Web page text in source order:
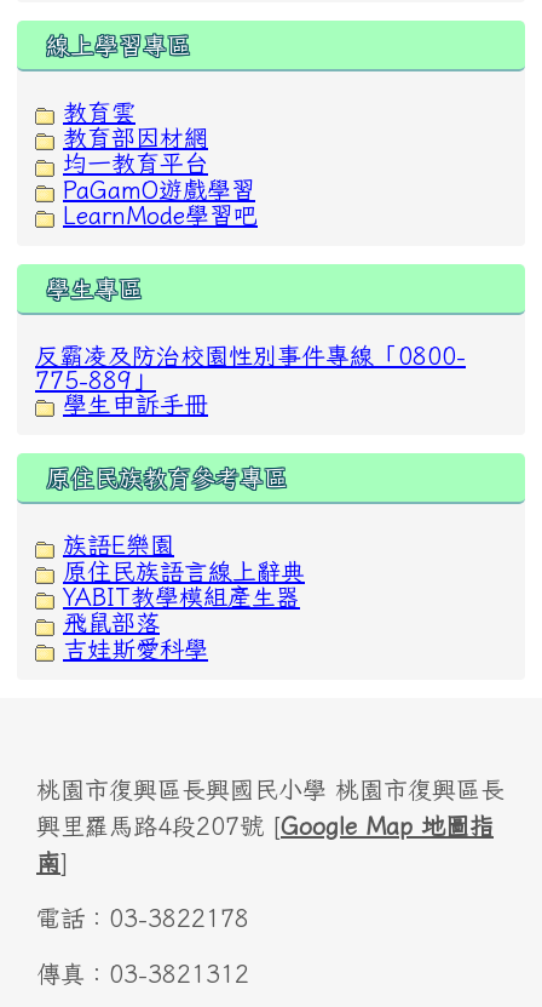
線上學習專區
教育雲
教育部因材網
均一教育平台
PaGamO遊戲學習
LearnMode學習吧
學生專區
反霸凌及防治校園性別事件專線「0800-
775-889」
學生申訴手冊
原住民族教育參考專區
族語E樂園
原住民族語言線上辭典
YABIT教學模組產生器
飛鼠部落
吉娃斯愛科學
桃園市復興區長興國民小學 桃園市復興區長
興里羅馬路4段207號 [Google Map 地圖指
南]
電話：03-3822178
傳真：03-3821312